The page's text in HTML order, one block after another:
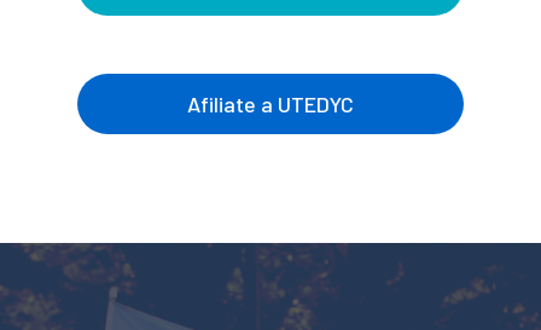
Turismo
Afiliate a UTEDYC